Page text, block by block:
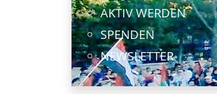
AKTIV WERDEN
SPENDEN
NEWSLETTER